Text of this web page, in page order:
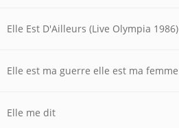
Elle Est D'Ailleurs (Live Olympia 1986)
Elle est ma guerre elle est ma femme
Elle me dit